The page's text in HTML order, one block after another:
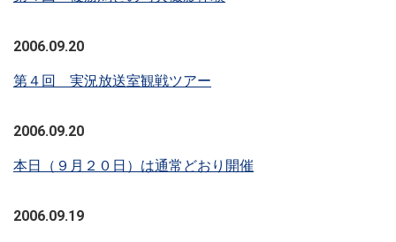
2006.09.20
第４回 実況放送室観戦ツアー
2006.09.20
本日（９月２０日）は通常どおり開催
2006.09.19